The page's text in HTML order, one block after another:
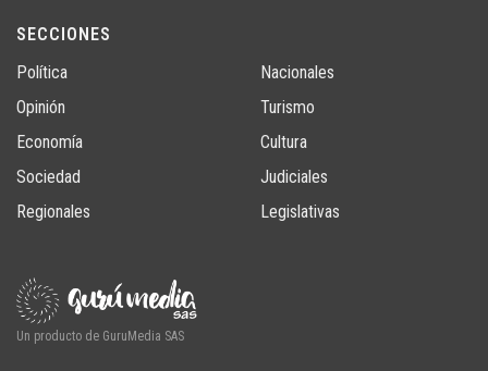
SECCIONES
Política
Opinión
Economía
Sociedad
Regionales
Nacionales
Turismo
Cultura
Judiciales
Legislativas
Un producto de GuruMedia SAS